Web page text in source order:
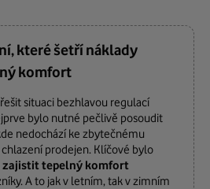
které šetří náklady
komfort
situaci bezhlavou regulací
bylo nutné pečlivě posoudit
nedochází ke zbytečnému
prodejen. Klíčové bylo
zajistit tepelný komfort
A to jak v letním, tak v zimním